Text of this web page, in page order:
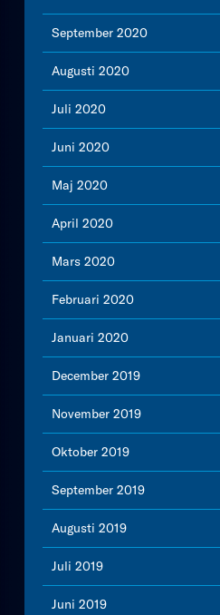
September 2020
Augusti 2020
Juli 2020
Juni 2020
Maj 2020
April 2020
Mars 2020
Februari 2020
Januari 2020
December 2019
November 2019
Oktober 2019
September 2019
Augusti 2019
Juli 2019
Juni 2019